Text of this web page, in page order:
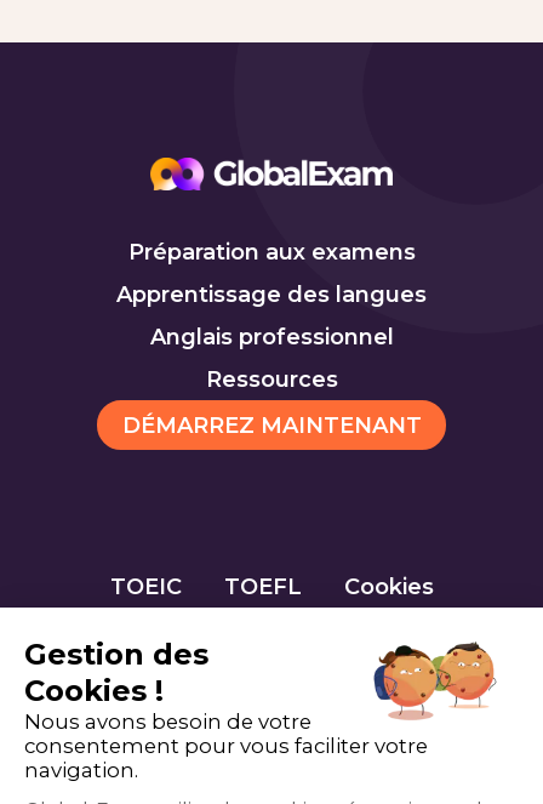
Préparation aux examens
Apprentissage des langues
Anglais professionnel
Ressources
DÉMARREZ MAINTENANT
TOEIC TOEFL Cookies
Gestion des
Cookies !
Nous avons besoin de votre
consentement pour vous faciliter votre
navigation.